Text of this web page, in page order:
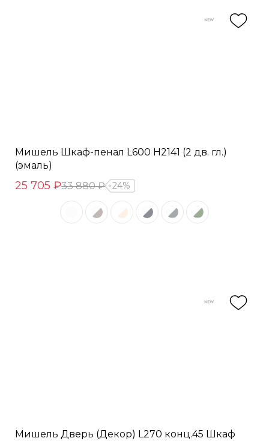
Мишель Шкаф-пенал L600 H2141 (2 дв. гл.)
(эмаль)
25 705 ₽33 880 ₽ 24%
Мишель Дверь (Декор) L270 конц.45 Шкаф